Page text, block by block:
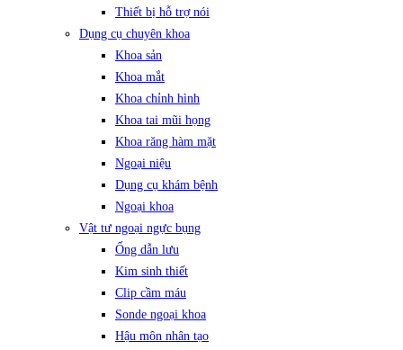
Thiết bị hỗ trợ nói
Dụng cụ chuyên khoa
Khoa sản
Khoa mắt
Khoa chỉnh hình
Khoa tai mũi họng
Khoa răng hàm mặt
Ngoại niệu
Dụng cụ khám bệnh
Ngoại khoa
Vật tư ngoại ngực bụng
Ống dẫn lưu
Kim sinh thiết
Clip cầm máu
Sonde ngoại khoa
Hậu môn nhân tạo